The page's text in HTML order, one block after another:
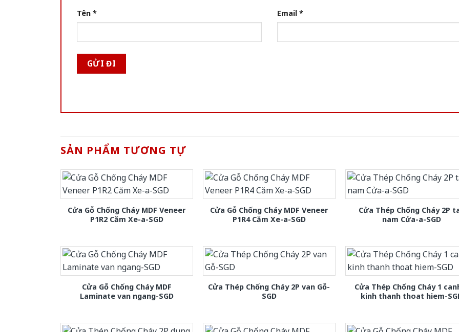
Tên * Email *
SẢN PHẨM TƯƠNG TỰ
Cửa Gỗ Chống Cháy MDF Veneer
P1R2 Căm Xe-a-SGD
Cửa Gỗ Chống Cháy MDF Veneer
P1R4 Căm Xe-a-SGD
Cửa Thép Chống Cháy 2P
nam Cửa-a-SGD
Cửa Gỗ Chống Cháy MDF
Laminate van ngang-SGD
Cửa Thép Chống Cháy 2P van Gỗ-
SGD
Cửa Thép Chống Cháy 1
kinh thanh thoat hiem-